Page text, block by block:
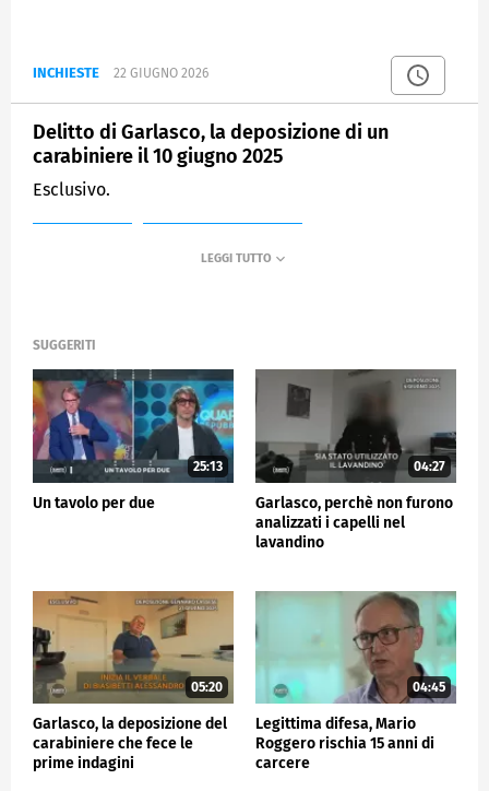
INCHIESTE 22 GIUGNO 2026
Delitto di Garlasco, la deposizione di un
carabiniere il 10 giugno 2025
Esclusivo.
SUGGERITI
25:13
Un tavolo per due
04:27
Garlasco, perchè non furono
analizzati i capelli nel
lavandino
05:20
Garlasco, la deposizione del
carabiniere che fece le
prime indagini
04:45
Legittima difesa, Mario
Roggero rischia 15 anni di
carcere